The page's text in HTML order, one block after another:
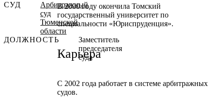
СУД
Арбитражный
суд
Тюменской
области
ДОЛЖНОСТЬ
Заместитель
председателя
суда
В 2000 году окончила Томский
государственный университет по
специальности «Юриспруденция».
Карьера
С 2002 года работает в системе арбитражных
судов.